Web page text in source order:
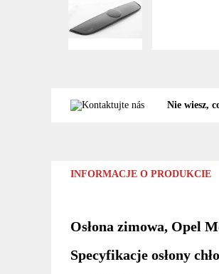
Nie wiesz,
INFORMACJE O PRODUKCIE
Osłona zimowa, Opel
Specyfikacje osłony